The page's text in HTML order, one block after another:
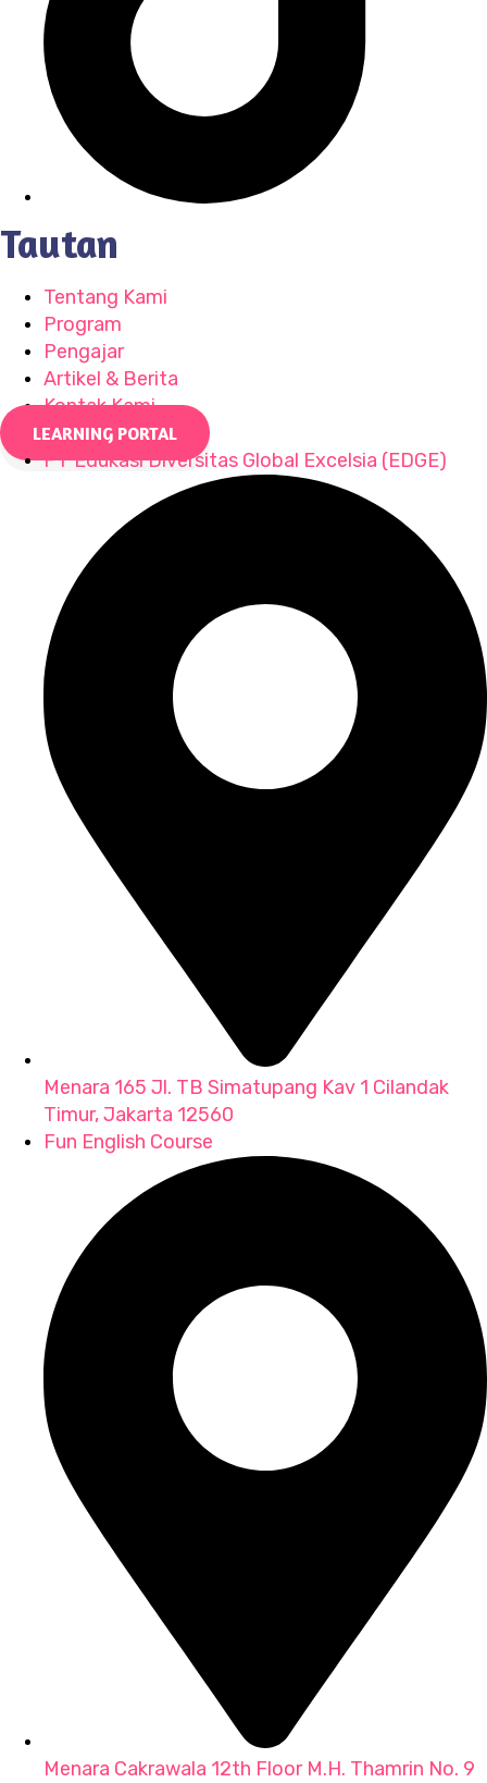
Tautan
Tentang Kami
Program
Pengajar
Artikel & Berita
Kontak Kami
LEARNING PORTAL
PT Edukasi Diversitas Global Excelsia (EDGE)
Menara 165 Jl. TB Simatupang Kav 1 Cilandak
Timur, Jakarta 12560
Fun English Course
Menara Cakrawala 12th Floor M.H. Thamrin No. 9